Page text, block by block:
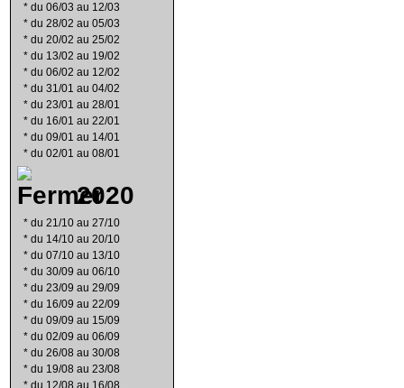
* du 06/03 au 12/03
* du 28/02 au 05/03
* du 20/02 au 25/02
* du 13/02 au 19/02
* du 06/02 au 12/02
* du 31/01 au 04/02
* du 23/01 au 28/01
* du 16/01 au 22/01
* du 09/01 au 14/01
* du 02/01 au 08/01
2020
* du 21/10 au 27/10
* du 14/10 au 20/10
* du 07/10 au 13/10
* du 30/09 au 06/10
* du 23/09 au 29/09
* du 16/09 au 22/09
* du 09/09 au 15/09
* du 02/09 au 06/09
* du 26/08 au 30/08
* du 19/08 au 23/08
* du 12/08 au 16/08